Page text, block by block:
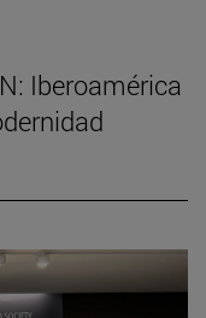
Iberoamérica